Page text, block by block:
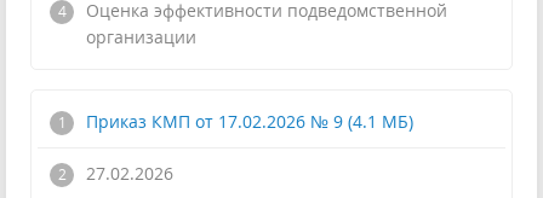
Оценка эффективности подведомственной
организации
Приказ КМП от 17.02.2026 № 9 (4.1 МБ)
27.02.2026